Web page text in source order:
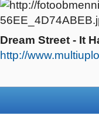
Dream Street - It
http://